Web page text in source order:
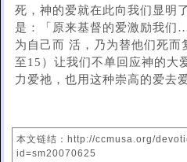
死，神的爱就在此向我们显明
是：「原来基督的爱激励我
为自己而 活，乃为替他们死而
至15）让我们不单回应神的大
力爱祂，也用这种崇高的爱去
本文链结：http://ccmusa.org/
id=sm20070625